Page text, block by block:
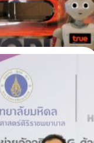
ใหญ่ กล่าวว่า ทรู 5G
พียงเป็นสุดยอดผู้นำ
ลื่นความถี่ไม่ว่าจะเป็น
ามถี่ล่าสุด 26 GHz
5G (5G
ล์ของคนไทย และ
กอุตสาหกรรม ด้วย
บริโภค องค์กรเอกชน
มไปถึงหน่วยงานภาค
าช ปฎิวัติการ
วยแพลตฟอร์ม
กโรงพยาบาลศิริราช